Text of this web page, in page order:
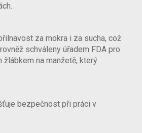
za mokra i za sucha, což
schváleny úřadem FDA pro
na manžetě, který
bezpečnost při práci v